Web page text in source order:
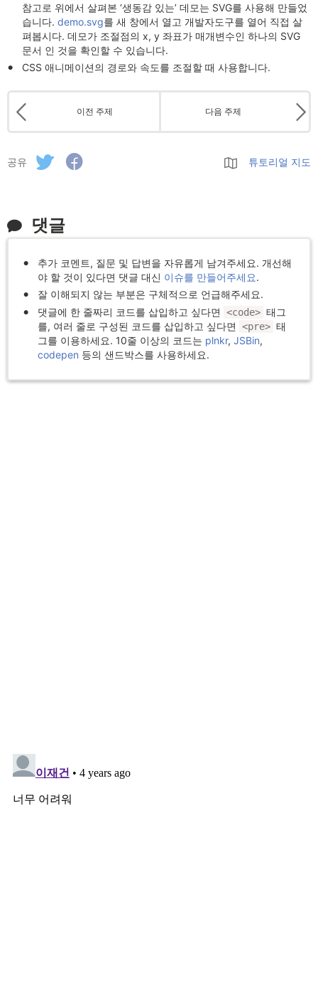
참고로 위에서 살펴본 ‘생동감 있는’ 데모는 SVG를 사용해 만들었
습니다. demo.svg를 새 창에서 열고 개발자도구를 열어 직접 살
펴봅시다. 데모가 조절점의 x, y 좌표가 매개변수인 하나의 SVG
문서 인 것을 확인할 수 있습니다.
CSS 애니메이션의 경로와 속도를 조절할 때 사용합니다.
이전 주제 다음 주제
공유 튜토리얼 지도
댓글
추가 코멘트, 질문 및 답변을 자유롭게 남겨주세요. 개선해
야 할 것이 있다면 댓글 대신 이슈를 만들어주세요.
잘 이해되지 않는 부분은 구체적으로 언급해주세요.
댓글에 한 줄짜리 코드를 삽입하고 싶다면
<code> 태그
를, 여러 줄로 구성된 코드를 삽입하고 싶다면
<pre> 태
그를 이용하세요. 10줄 이상의 코드는 plnkr, JSBin,
codepen 등의 샌드박스를 사용하세요.